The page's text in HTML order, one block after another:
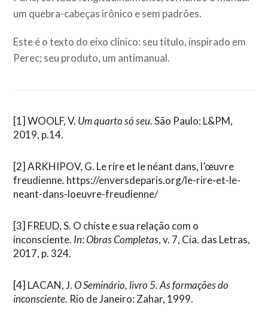
um quebra-cabeças irônico e sem padrões.
Este é o texto do eixo clínico: seu título, inspirado em
Perec; seu produto, um antimanual.
[1] WOOLF, V. Um quarto só seu. São Paulo: L&PM,
2019, p.14.
[2] ARKHIPOV, G. Le rire et le néant dans, l’œuvre
freudienne. https://enversdeparis.org/le-rire-et-le-
neant-dans-loeuvre-freudienne/
[3] FREUD, S. O chiste e sua relação com o
inconsciente. In:Obras Completas, v. 7, Cia. das Letras,
2017, p. 324.
[4] LACAN, J.O Seminário, livro 5. As formações do
inconsciente. Rio de Janeiro: Zahar, 1999.